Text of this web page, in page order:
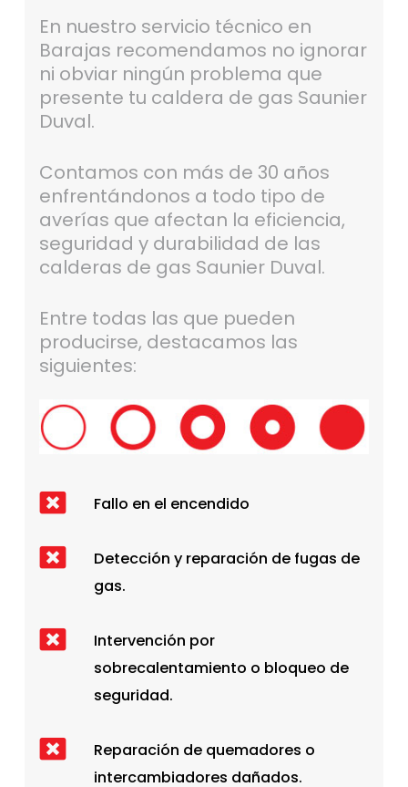
En nuestro servicio técnico en
Barajas recomendamos no ignorar
ni obviar ningún problema que
presente tu caldera de gas Saunier
Duval.
Contamos con más de 30 años
enfrentándonos a todo tipo de
averías que afectan la eficiencia,
seguridad y durabilidad de las
calderas de gas Saunier Duval.
Entre todas las que pueden
producirse, destacamos las
siguientes:
Fallo en el encendido
Detección y reparación de fugas de
gas.
Intervención por
sobrecalentamiento o bloqueo de
seguridad.
Reparación de quemadores o
intercambiadores dañados.